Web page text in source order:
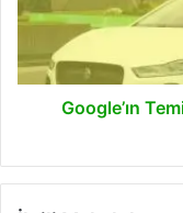
Piyasaya
Sürülüyor!
Google’ın